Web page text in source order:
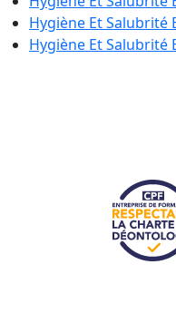
Hygiène Et Salubrité
Hygiène Et Salubrité